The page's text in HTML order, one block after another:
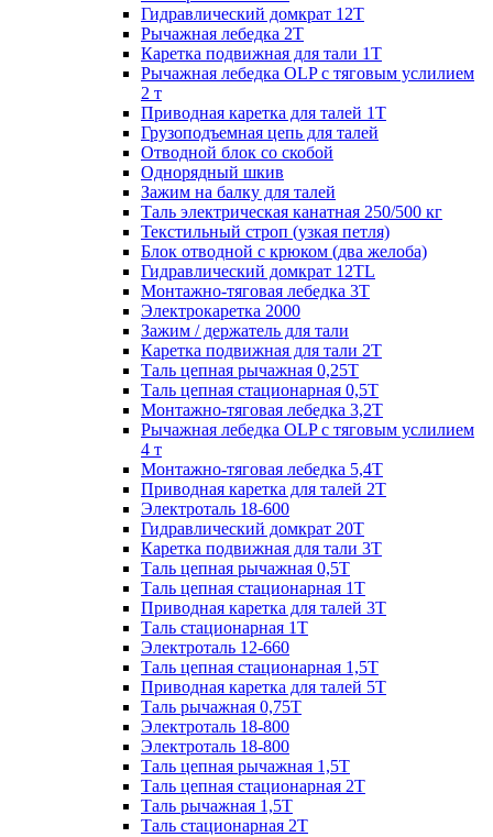
Гидравлический домкрат 12Т
Рычажная лебедка 2Т
Каретка подвижная для тали 1Т
Рычажная лебедка OLP с тяговым услилием
2 т
Приводная каретка для талей 1Т
Грузоподъемная цепь для талей
Отводной блок со скобой
Однорядный шкив
Зажим на балку для талей
Таль электрическая канатная 250/500 кг
Текстильный строп (узкая петля)
Блок отводной с крюком (два желоба)
Гидравлический домкрат 12TL
Монтажно-тяговая лебедка 3Т
Электрокаретка 2000
Зажим / держатель для тали
Каретка подвижная для тали 2Т
Таль цепная рычажная 0,25Т
Таль цепная стационарная 0,5Т
Монтажно-тяговая лебедка 3,2Т
Рычажная лебедка OLP с тяговым услилием
4 т
Монтажно-тяговая лебедка 5,4Т
Приводная каретка для талей 2Т
Электроталь 18-600
Гидравлический домкрат 20T
Каретка подвижная для тали 3Т
Таль цепная рычажная 0,5Т
Таль цепная стационарная 1Т
Приводная каретка для талей 3Т
Таль стационарная 1Т
Электроталь 12-660
Таль цепная стационарная 1,5Т
Приводная каретка для талей 5Т
Таль рычажная 0,75Т
Электроталь 18-800
Электроталь 18-800
Таль цепная рычажная 1,5Т
Таль цепная стационарная 2Т
Таль рычажная 1,5Т
Таль стационарная 2Т